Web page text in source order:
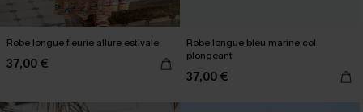
Robe longue fleurie allure estivale
37,00 €
Robe longue bleu marine col
plongeant
37,00 €